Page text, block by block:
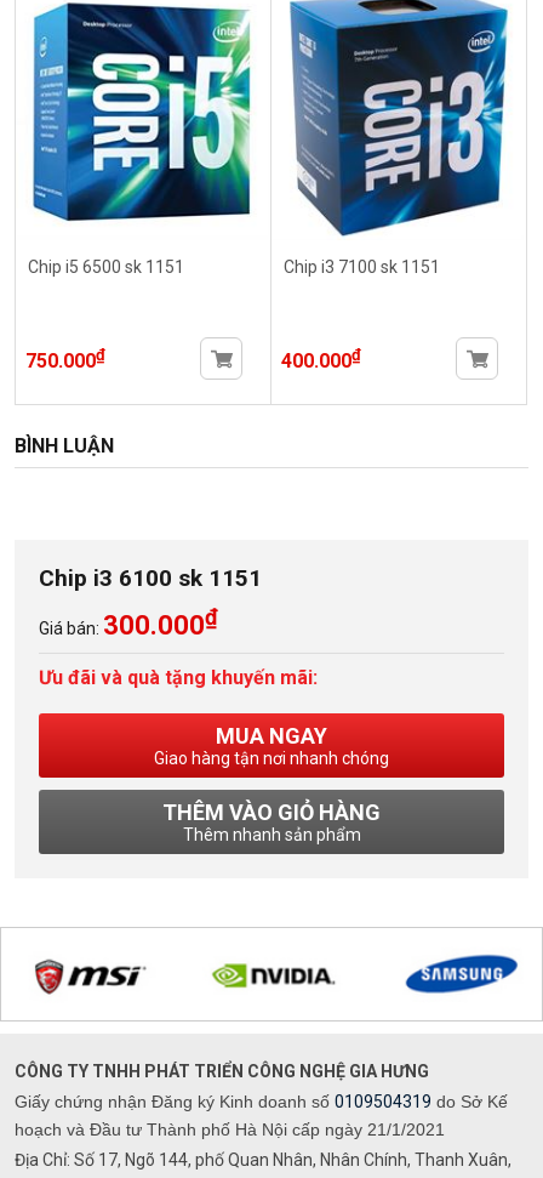
Chip i5 6500 sk 1151
750.000₫
Chip i3 7100 sk 1151
400.000₫
BÌNH LUẬN
Chip i3 6100 sk 1151
Giá bán: 300.000₫
Ưu đãi và quà tặng khuyến mãi:
MUA NGAY
Giao hàng tận nơi nhanh chóng
THÊM VÀO GIỎ HÀNG
Thêm nhanh sản phẩm
CÔNG TY TNHH PHÁT TRIỂN CÔNG NGHỆ GIA HƯNG
Giấy chứng nhận Đăng ký Kinh doanh số 0109504319 do Sở Kế
hoạch và Đầu tư Thành phố Hà Nội cấp ngày 21/1/2021
Địa Chỉ: Số 17, Ngõ 144, phố Quan Nhân, Nhân Chính, Thanh Xuân,